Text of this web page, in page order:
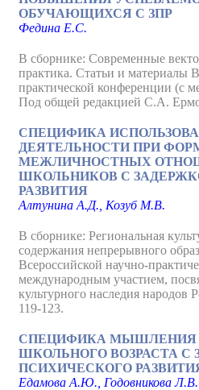
ОБУЧАЮЩИХСЯ С ЗПР
Федина Е.С.
В сборнике: Современные
практика. Статьи и материалы
практической конференции (с
Под общей редакцией С.А.
СПЕЦИФИКА
ДЕЯТЕЛЬНОСТИ ПРИ
МЕЖЛИЧНОСТНЫХ
ШКОЛЬНИКОВ С
РАЗВИТИЯ
Алтунина А.Д., Козуб М.В.
В сборнике: Региональная
содержания непрерывного
Всероссийской научно-
международным участием,
культурного наследия народов
119-123.
СПЕЦИФИКА МЫШЛЕНИЯ
ШКОЛЬНОГО ВОЗРАСТА С
ПСИХИЧЕСКОГО
Едамова А.Ю., Годовникова Л.В.